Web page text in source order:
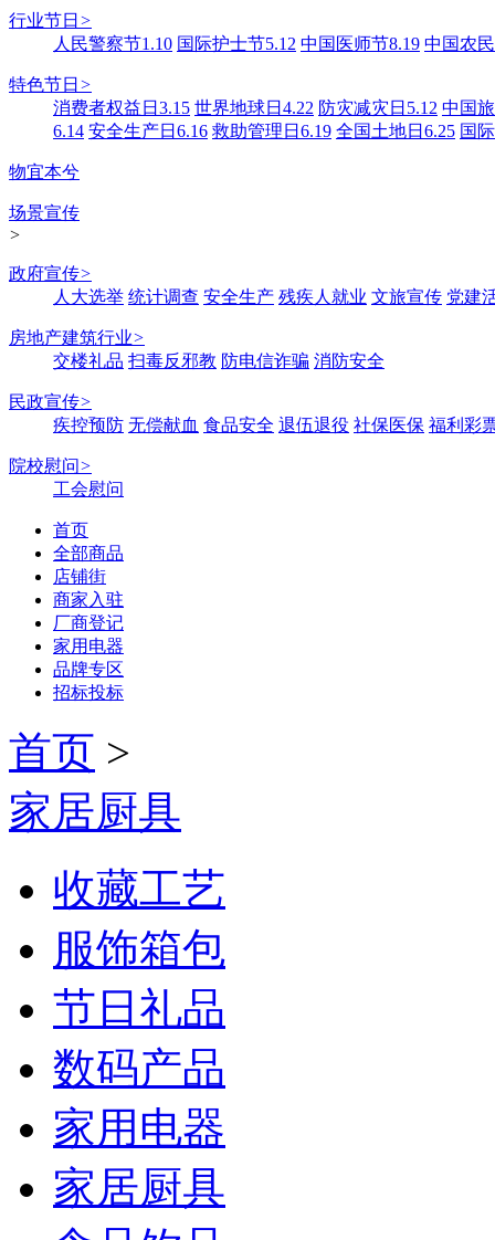
行业节日 >
人民警察节1.10 国际护士节5.12 中国医师节8.19 中国农
特色节日 >
消费者权益日3.15 世界地球日4.22 防灾减灾日5.12 中国
6.14 安全生产日6.16 救助管理日6.19 全国土地日6.25 国
物宜本兮
场景宣传
>
政府宣传>
人大选举 统计调查 安全生产 残疾人就业 文旅宣传 党建
房地产建筑行业>
交楼礼品 扫毒反邪教 防电信诈骗 消防安全
民政宣传>
疾控预防 无偿献血 食品安全 退伍退役 社保医保 福利彩
院校慰问>
工会慰问
首页
全部商品
店铺街
商家入驻
厂商登记
家用电器
品牌专区
招标投标
首页 >
家居厨具
收藏工艺
服饰箱包
节日礼品
数码产品
家用电器
家居厨具